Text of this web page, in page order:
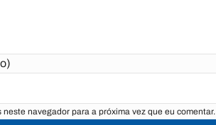
neste navegador para a próxima vez que eu comentar.